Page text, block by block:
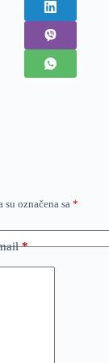
označena sa *
*